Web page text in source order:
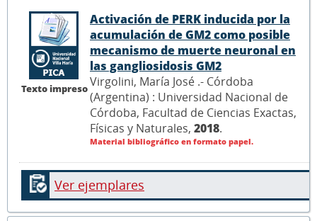
Texto impreso
Activación de PERK inducida por la
acumulación de GM2 como posible
mecanismo de muerte neuronal en
las gangliosidosis GM2
Virgolini, María José .- Córdoba
(Argentina) : Universidad Nacional de
Córdoba, Facultad de Ciencias Exactas,
Físicas y Naturales, 2018.
Material bibliográfico en formato papel.
Ver ejemplares